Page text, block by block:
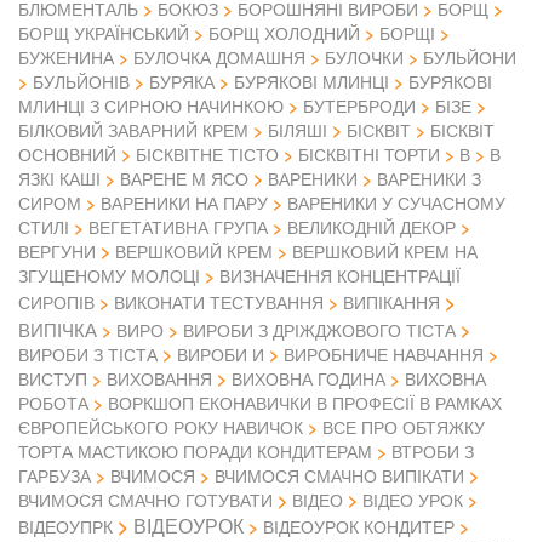
БЛЮМЕНТАЛЬ
БОКЮЗ БОРОШНЯНІ ВИРОБИ
БОРЩ
БОРЩ УКРАЇНСЬКИЙ
БОРЩ ХОЛОДНИЙ
БОРЩІ
БУЖЕНИНА
БУЛОЧКА ДОМАШНЯ БУЛОЧКИ
БУЛЬЙОНИ
БУЛЬЙОНІВ
БУРЯКА БУРЯКОВІ МЛИНЦІ
БУРЯКОВІ
МЛИНЦІ З СИРНОЮ НАЧИНКОЮ
БУТЕРБРОДИ
БІЗЕ
БІЛКОВИЙ ЗАВАРНИЙ КРЕМ
БІЛЯШІ БІСКВІТ
БІСКВІТ
ОСНОВНИЙ
БІСКВІТНЕ ТІСТО БІСКВІТНІ ТОРТИ В
В
ЯЗКІ КАШІ
ВАРЕНЕ М ЯСО ВАРЕНИКИ
ВАРЕНИКИ З
СИРОМ
ВАРЕНИКИ НА ПАРУ
ВАРЕНИКИ У СУЧАСНОМУ
СТИЛІ
ВЕГЕТАТИВНА ГРУПА
ВЕЛИКОДНІЙ ДЕКОР
ВЕРГУНИ
ВЕРШКОВИЙ КРЕМ
ВЕРШКОВИЙ КРЕМ НА
ЗГУЩЕНОМУ МОЛОЦІ
ВИЗНАЧЕННЯ КОНЦЕНТРАЦІЇ
СИРОПІВ
ВИКОНАТИ ТЕСТУВАННЯ ВИПІКАННЯ
ВИПІЧКА ВИРО
ВИРОБИ З ДРІЖДЖОВОГО ТІСТА
ВИРОБИ З ТІСТА
ВИРОБИ И
ВИРОБНИЧЕ НАВЧАННЯ
ВИСТУП
ВИХОВАННЯ ВИХОВНА ГОДИНА
ВИХОВНА
РОБОТА
ВОРКШОП ЕКОНАВИЧКИ В ПРОФЕСІЇ В РАМКАХ
ЄВРОПЕЙСЬКОГО РОКУ НАВИЧОК
ВСЕ ПРО ОБТЯЖКУ
ТОРТА МАСТИКОЮ ПОРАДИ КОНДИТЕРАМ
ВТРОБИ З
ГАРБУЗА
ВЧИМОСЯ
ВЧИМОСЯ СМАЧНО ВИПІКАТИ
ВЧИМОСЯ СМАЧНО ГОТУВАТИ
ВІДЕО
ВІДЕО УРОК
ВІДЕОУПРК
ВІДЕОУРОК
ВІДЕОУРОК КОНДИТЕР